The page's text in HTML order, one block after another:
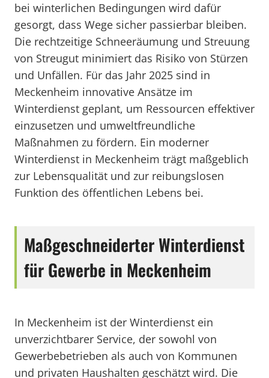
bei winterlichen Bedingungen wird dafür
gesorgt, dass Wege sicher passierbar bleiben.
Die rechtzeitige Schneeräumung und Streuung
von Streugut minimiert das Risiko von Stürzen
und Unfällen. Für das Jahr 2025 sind in
Meckenheim innovative Ansätze im
Winterdienst geplant, um Ressourcen effektiver
einzusetzen und umweltfreundliche
Maßnahmen zu fördern. Ein moderner
Winterdienst in Meckenheim trägt maßgeblich
zur Lebensqualität und zur reibungslosen
Funktion des öffentlichen Lebens bei.
Maßgeschneiderter Winterdienst
für Gewerbe in Meckenheim
In Meckenheim ist der Winterdienst ein
unverzichtbarer Service, der sowohl von
Gewerbebetrieben als auch von Kommunen
und privaten Haushalten geschätzt wird. Die